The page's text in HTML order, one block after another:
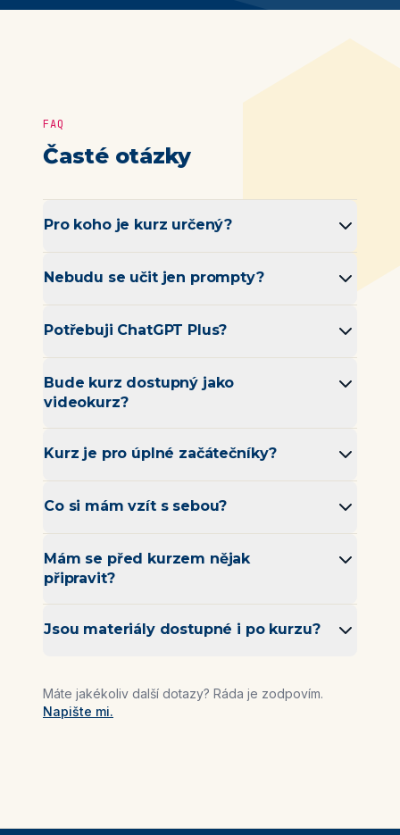
FAQ
Časté otázky
Pro koho je kurz určený?
Nebudu se učit jen prompty?
Potřebuji ChatGPT Plus?
Bude kurz dostupný jako
videokurz?
Kurz je pro úplné začátečníky?
Co si mám vzít s sebou?
Mám se před kurzem nějak
připravit?
Jsou materiály dostupné i po kurzu?
Máte jakékoliv další dotazy? Ráda je zodpovím.
Napište mi.